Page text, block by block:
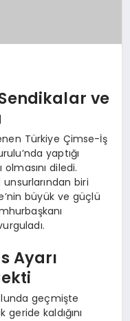
ve
Türkiye Çimse-İş
yaptığı
diledi.
biri
büyük ve güçlü
Ayarı
geçmişte
kaldığını